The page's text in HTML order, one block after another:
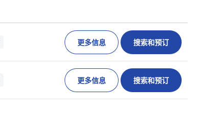
更多信息 搜索和预订
更多信息 搜索和预订